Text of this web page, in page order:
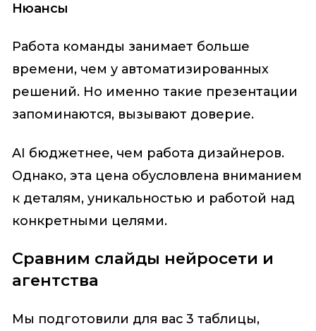
Нюансы
Работа команды занимает больше
времени, чем у автоматизированных
решений. Но именно такие презентации
запоминаются, вызывают доверие.
AI бюджетнее, чем работа дизайнеров.
Однако, эта цена обусловлена вниманием
к деталям, уникальностью и работой над
конкретными целями.
Сравним слайды нейросети и
агентства
Мы подготовили для вас 3 таблицы,